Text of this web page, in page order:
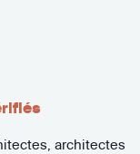
architectes